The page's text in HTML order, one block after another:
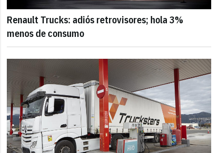
Renault Trucks: adiós retrovisores; hola 3%
menos de consumo